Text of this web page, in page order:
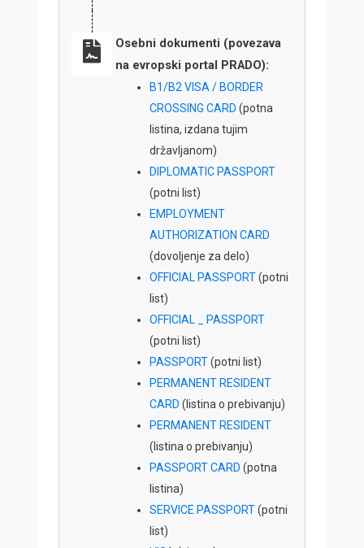
Osebni dokumenti (povezava
na evropski portal PRADO):
B1/B2 VISA / BORDER
CROSSING CARD (potna
listina, izdana tujim
državljanom)
DIPLOMATIC PASSPORT
(potni list)
EMPLOYMENT
AUTHORIZATION CARD
(dovoljenje za delo)
OFFICIAL PASSPORT(potni
list)
OFFICIAL _ PASSPORT
(potni list)
PASSPORT(potni list)
PERMANENT RESIDENT
CARD (listina o prebivanju)
PERMANENT RESIDENT
(listina o prebivanju)
PASSPORT CARD (potna
listina)
SERVICE PASSPORT(potni
list)